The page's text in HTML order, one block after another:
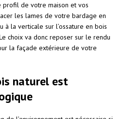
profil de votre maison et vos
les lames de votre bardage en
à la verticale sur l’ossature en bois
choix va donc reposer sur le rendu
la façade extérieure de votre
naturel est